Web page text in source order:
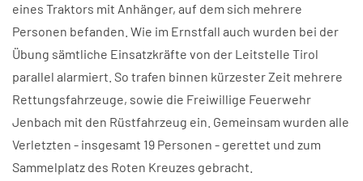
eines Traktors mit Anhänger, auf dem sich mehrere
Personen befanden. Wie im Ernstfall auch wurden bei der
Übung sämtliche Einsatzkräfte von der Leitstelle Tirol
parallel alarmiert. So trafen binnen kürzester Zeit mehrere
Rettungsfahrzeuge, sowie die Freiwillige Feuerwehr
Jenbach mit den Rüstfahrzeug ein. Gemeinsam wurden alle
Verletzten - insgesamt 19 Personen - gerettet und zum
Sammelplatz des Roten Kreuzes gebracht.